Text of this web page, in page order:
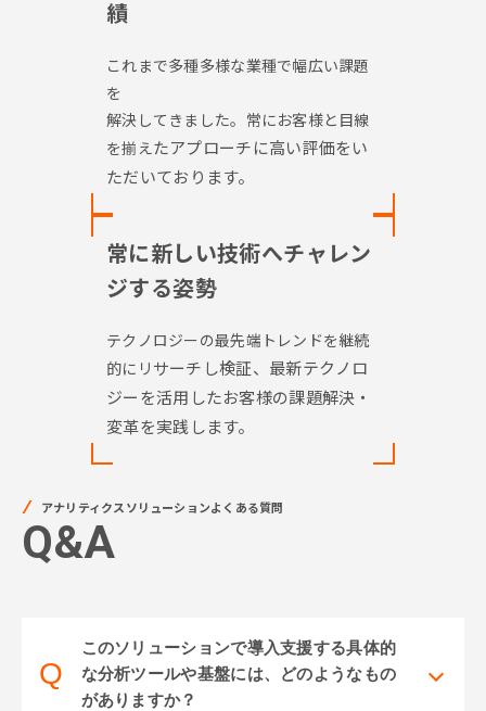
績
これまで多種多様な業種で幅広い課題
を
解決してきました。常にお客様と目線
を揃えたアプローチに高い評価をい
ただいており ます。
常に新しい技術へチャレン
ジする姿勢
テクノロジーの最先端トレンドを継続
的にリ サーチし検証、最新テクノロ
ジーを活用したお客様の課題解決・
変革を実践します。
アナリティクスソリューションよくある質問
Q&A
Q
このソリューションで導入支援する具体的
な分析ツールや基盤には、どのようなもの
がありますか？